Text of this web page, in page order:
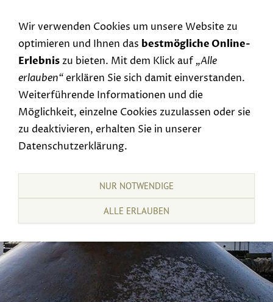
Wir verwenden Cookies um unsere Website zu
optimieren und Ihnen das bestmögliche Online-
Erlebniszu bieten. Mit dem Klick auf „Alle
erlauben“erklären Sie sich damit einverstanden.
Weiterführende Informationen und die
Möglichkeit, einzelne Cookies zuzulassen oder sie
zu deaktivieren, erhalten Sie in unserer
Datenschutzerklärung.
NUR NOTWENDIGE
ALLE ERLAUBEN